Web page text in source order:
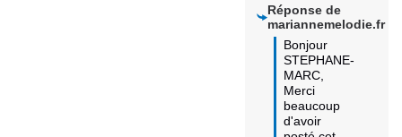
Réponse de
mariannemelodie.fr
Bonjour
STEPHANE-
MARC,
Merci
beaucoup
d'avoir